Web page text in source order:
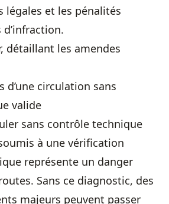
légales et les pénalités
détaillant les amendes
d’une circulation sans
valide
sans contrôle technique
à une vérification
représente un danger
Sans ce diagnostic, des
majeurs peuvent passer